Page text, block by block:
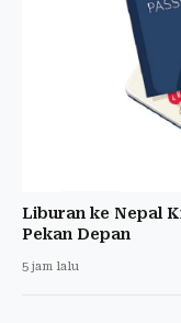
Liburan ke Nepal
Pekan Depan
5 jam lalu